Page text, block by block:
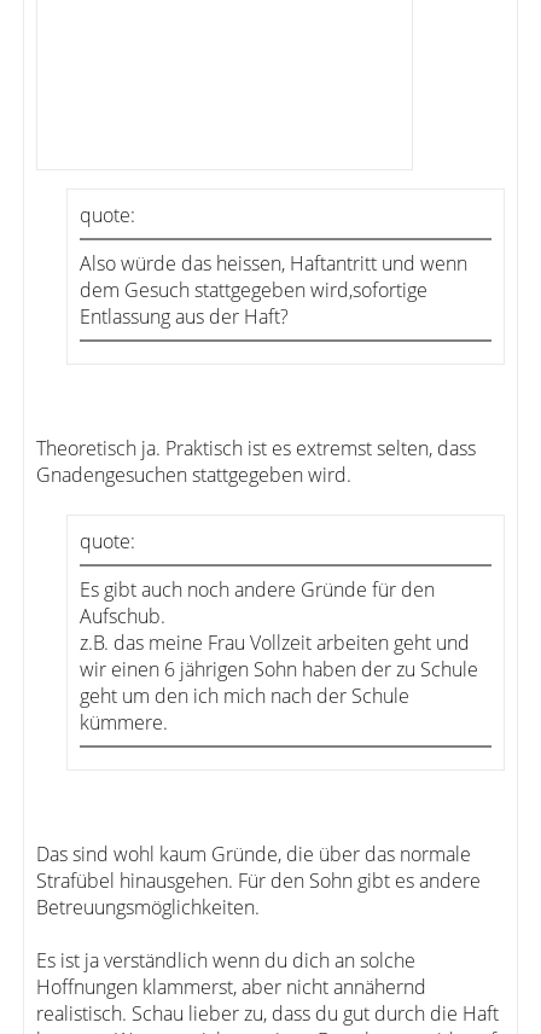
quote:
Also würde das heissen, Haftantritt und wenn
dem Gesuch stattgegeben wird,sofortige
Entlassung aus der Haft?
Theoretisch ja. Praktisch ist es extremst selten, dass
Gnadengesuchen stattgegeben wird.
quote:
Es gibt auch noch andere Gründe für den
Aufschub.
z.B. das meine Frau Vollzeit arbeiten geht und
wir einen 6 jährigen Sohn haben der zu Schule
geht um den ich mich nach der Schule
kümmere.
Das sind wohl kaum Gründe, die über das normale
Strafübel hinausgehen. Für den Sohn gibt es andere
Betreuungsmöglichkeiten.
Es ist ja verständlich wenn du dich an solche
Hoffnungen klammerst, aber nicht annähernd
realistisch. Schau lieber zu, dass du gut durch die Haft